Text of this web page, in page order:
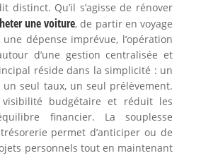
distinct. Qu’il s’agisse de rénover
une voiture, de partir en voyage
dépense imprévue, l’opération
d’une gestion centralisée et
réside dans la simplicité : un
seul taux, un seul prélèvement.
budgétaire et réduit les
financier. La souplesse
permet d’anticiper ou de
personnels tout en maintenant